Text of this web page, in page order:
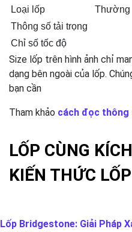
Loại lốp
Thường
Thông số tải trọng
Chỉ số tốc độ
Size lốp trên hình ảnh chỉ
dạng bên ngoài của lốp.
bạn cần
Tham khảo cách đọc thông
LỐP CÙNG
KIẾN THỨC
Lốp Bridgestone: Giải Pháp